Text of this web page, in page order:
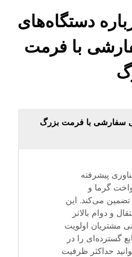
دستگاه‌های
با فرمت
سفارشی با فرمت بزرگ
پیشرفته
گرما و
تضمین می‌کند. این
و دوام بالاتر
مشتریان اولویت
گسترده‌ای را در
حداکثر ظرفیت